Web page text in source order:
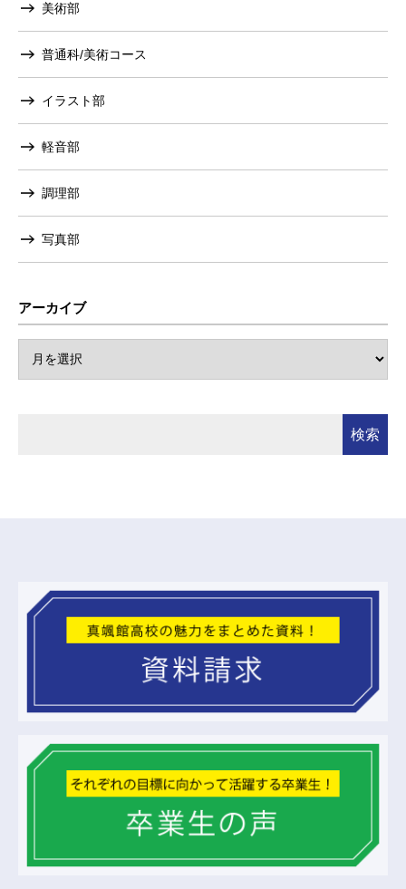
美術部
普通科/美術コース
イラスト部
軽音部
調理部
写真部
アーカイブ